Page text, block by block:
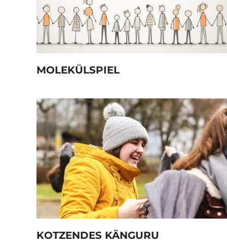
MOLEKÜLSPIEL
KOTZENDES KÄNGURU